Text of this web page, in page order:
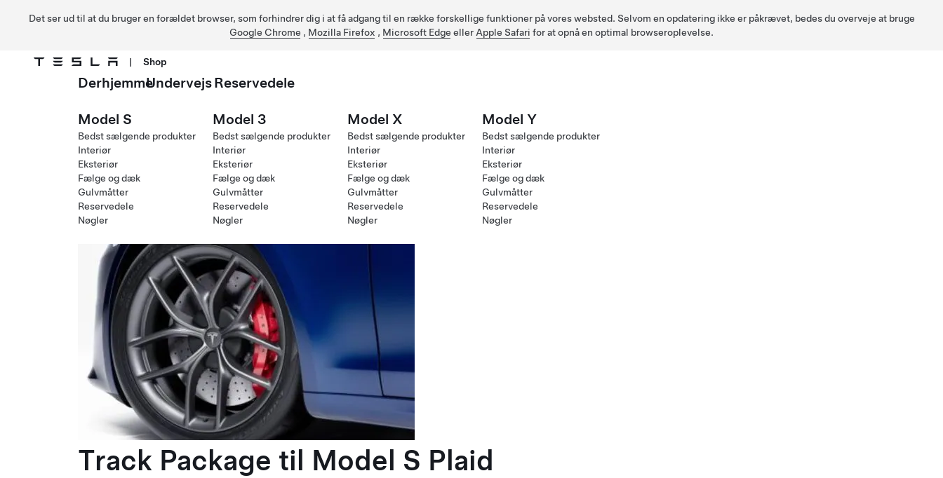
Det ser ud til at du bruger en forældet browser, som forhindrer dig i at få adgang til en række forskellige funktioner på vores websted. Selvom en opdatering ikke er påkrævet, bedes du overveje at bruge
Google Chrome , Mozilla Firefox , Microsoft Edge eller Apple Safari for at opnå en optimal browseroplevelse.
Gå til hovedindhold
| Shop
DerhjemmeUndervejsReservedele
Model S
Bedst sælgende produkter
Interiør
Eksteriør
Fælge og dæk
Gulvmåtter
Reservedele
Nøgler
Model 3
Bedst sælgende produkter
Interiør
Eksteriør
Fælge og dæk
Gulvmåtter
Reservedele
Nøgler
Model X
Bedst sælgende produkter
Interiør
Eksteriør
Fælge og dæk
Gulvmåtter
Reservedele
Nøgler
Model Y
Bedst sælgende produkter
Interiør
Eksteriør
Fælge og dæk
Gulvmåtter
Reservedele
Nøgler
Track Package til Model S Plaid